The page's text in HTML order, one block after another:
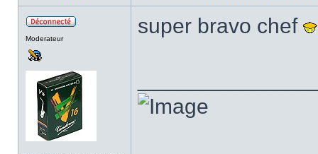
Moderateur
super bravo chef